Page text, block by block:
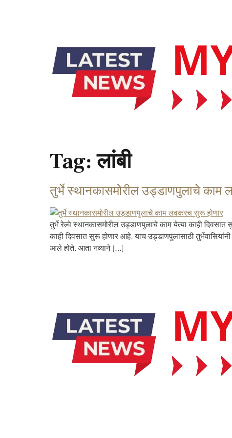
Tag:लांबी
तुर्भे स्थानकासमोरील उड्डाणपुलाचे काम
तुर्भे रेल्वे स्थानकासमोरील उड्डाणपुलाचे काम येत्या काही
काही दिवसात सुरू होणार आहे. याच उड्डाणपुलासाठी
आले होते. आता नव्याने […]